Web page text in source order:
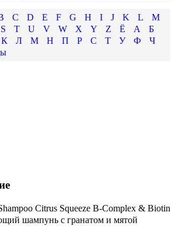
C D E F G H I J K L
M
S T U V W X Y Z Ё А
Б
К Л М Н П Р С Т У Ф
Ч
Citrus Squeeze B-Complex & Biotin
шампунь с гранатом и мятой